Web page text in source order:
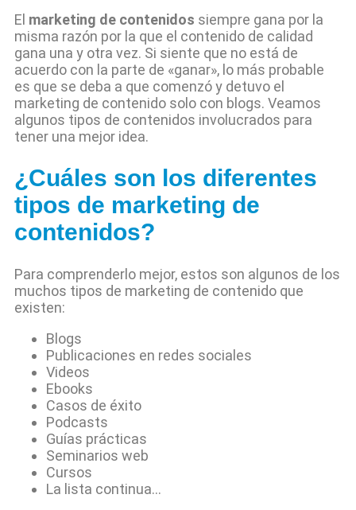
El marketing de contenidos siempre gana por la
misma razón por la que el contenido de calidad
gana una y otra vez. Si siente que no está de
acuerdo con la parte de «ganar», lo más probable
es que se deba a que comenzó y detuvo el
marketing de contenido solo con blogs. Veamos
algunos tipos de contenidos involucrados para
tener una mejor idea.
¿Cuáles son los diferentes
tipos de marketing de
contenidos?
Para comprenderlo mejor, estos son algunos de los
muchos tipos de marketing de contenido que
existen:
Blogs
Publicaciones en redes sociales
Videos
Ebooks
Casos de éxito
Podcasts
Guías prácticas
Seminarios web
Cursos
La lista continua…